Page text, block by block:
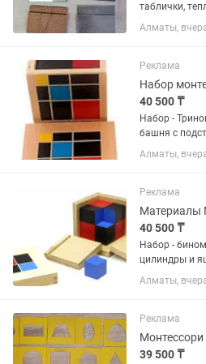
таблички,
Алматы,
Реклама
40 500 ₸
Набор -
башня с
тела (мелкие)
Алматы,
Реклама
40 500 ₸
Набор -
цилиндры и
Алматы,
Реклама
39 500 ₸